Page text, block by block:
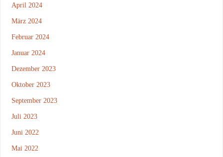
April 2024
März 2024
Februar 2024
Januar 2024
Dezember 2023
Oktober 2023
September 2023
Juli 2023
Juni 2022
Mai 2022